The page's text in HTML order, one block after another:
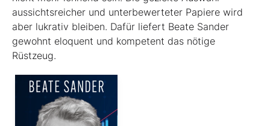
aussichtsreicher und unterbewerteter Papiere wird
aber lukrativ bleiben. Dafür liefert Beate Sander
gewohnt eloquent und kompetent das nötige
Rüstzeug.